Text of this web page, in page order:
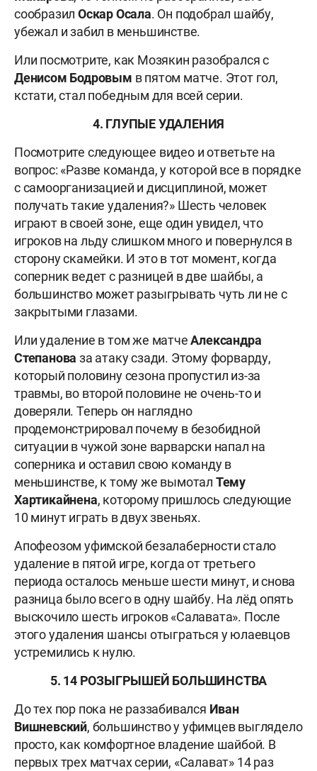
сообразил Оскар Осала. Он подобрал шайбу,
убежал и забил в меньшинстве.
Или посмотрите, как Мозякин разобрался с
Денисом Бодровым в пятом матче. Этот гол,
кстати, стал победным для всей серии.
4. ГЛУПЫЕ УДАЛЕНИЯ
Посмотрите следующее видео и ответьте на
вопрос: «Разве команда, у которой все в порядке
с самоорганизацией и дисциплиной, может
получать такие удаления?» Шесть человек
играют в своей зоне, еще один увидел, что
игроков на льду слишком много и повернулся в
сторону скамейки. И это в тот момент, когда
соперник ведет с разницей в две шайбы, а
большинство может разыгрывать чуть ли не с
закрытыми глазами.
Или удаление в том же матчеАлександра
Степанова за атаку сзади. Этому форварду,
который половину сезона пропустил из-за
травмы, во второй половине не очень-то и
доверяли. Теперь он наглядно
продемонстрировал почему в безобидной
ситуации в чужой зоне варварски напал на
соперника и оставил свою команду в
меньшинстве, к тому же вымотал Тему
Хартикайнена, которому пришлось следующие
10 минут играть в двух звеньях.
Апофеозом уфимской безалаберности стало
удаление в пятой игре, когда от третьего
периода осталось меньше шести минут, и снова
разница было всего в одну шайбу. На лёд опять
выскочило шесть игроков «Салавата». После
этого удаления шансы отыграться у юлаевцов
устремились к нулю.
5. 14 РОЗЫГРЫШЕЙ БОЛЬШИНСТВА
До тех пор пока не раззабивался Иван
Вишневский, большинство у уфимцев выглядело
просто, как комфортное владение шайбой. В
первых трех матчах серии, «Салават» 14 раз